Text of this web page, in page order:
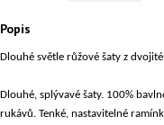
Popis
Dlouhé světle růžové šaty z
Dlouhé, splývavé šaty. 100%
rukávů. Tenké, nastavitelné